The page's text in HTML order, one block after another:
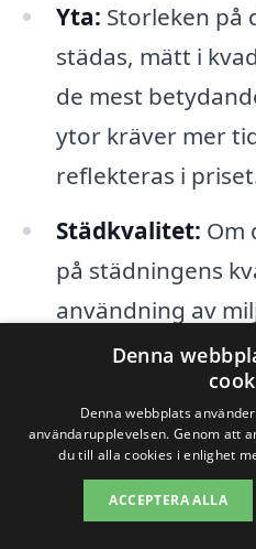
Yta: Storleken på
städas, mätt i
de mest
ytor kräver mer
reflekteras i
Städkvalitet: Om
på städningens
användning av
eller
det också
Tillgänglighet:
tillgängligheten
också spela in.
Denna
Denna webbplats
användarupplevelsen. Genom att
du till alla cookies i enlighet
ACCEPTERA ALLA